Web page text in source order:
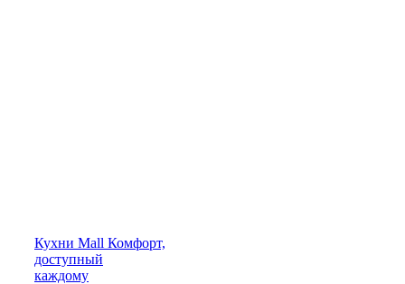
Кухни Mall Комфорт,
доступный
каждому